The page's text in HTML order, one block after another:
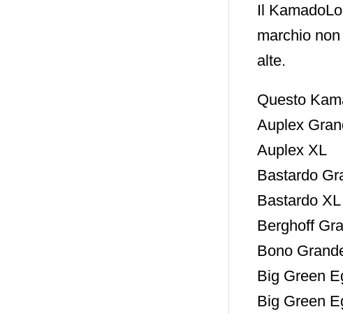
Il
marchio
alte.
Questo
Auplex
Auplex XL
Bastardo
Bastardo XL
Berghoff
Bono
Big Green
Big Green